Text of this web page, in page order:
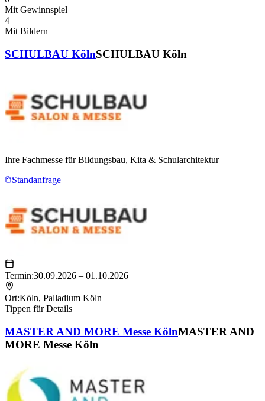
Mit Gewinnspiel
4
Mit Bildern
SCHULBAU KölnSCHULBAU Köln
Ihre Fachmesse für Bildungsbau, Kita & Schularchitektur
Standanfrage
Termin:30.09.2026 – 01.10.2026
Ort:Köln, Palladium Köln
Tippen für Details
MASTER AND MORE Messe KölnMASTER AND
MORE Messe Köln